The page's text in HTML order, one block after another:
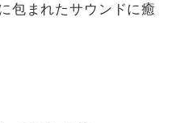
包まれたサウンドに癒